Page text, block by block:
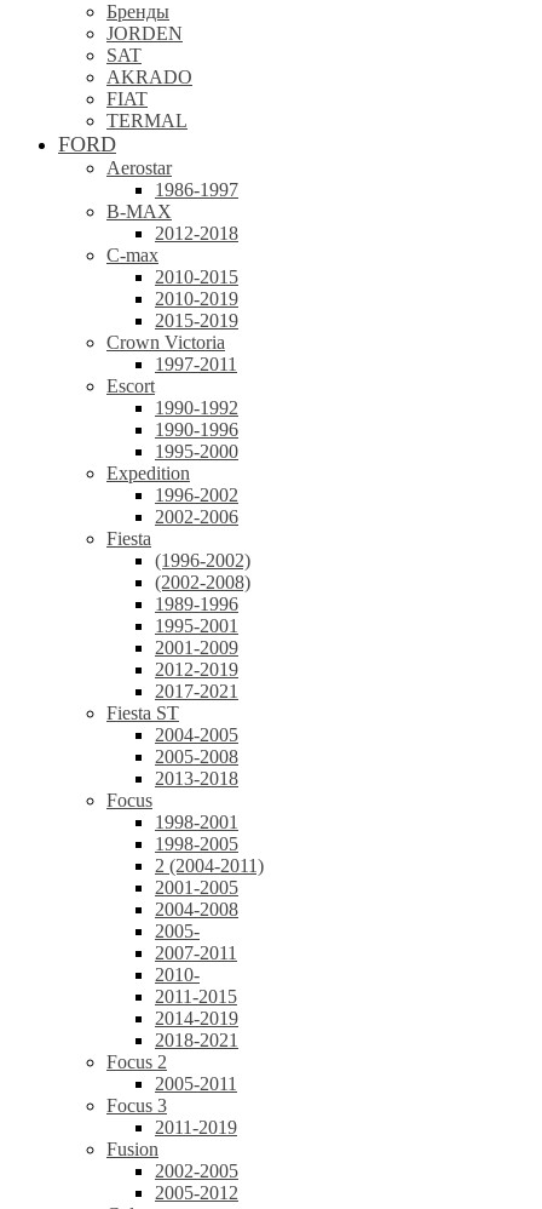
Бренды
JORDEN
SAT
AKRADO
FIAT
TERMAL
FORD
Aerostar
1986-1997
B-MAX
2012-2018
C-max
2010-2015
2010-2019
2015-2019
Crown Victoria
1997-2011
Escort
1990-1992
1990-1996
1995-2000
Expedition
1996-2002
2002-2006
Fiesta
(1996-2002)
(2002-2008)
1989-1996
1995-2001
2001-2009
2012-2019
2017-2021
Fiesta ST
2004-2005
2005-2008
2013-2018
Focus
1998-2001
1998-2005
2 (2004-2011)
2001-2005
2004-2008
2005-
2007-2011
2010-
2011-2015
2014-2019
2018-2021
Focus 2
2005-2011
Focus 3
2011-2019
Fusion
2002-2005
2005-2012